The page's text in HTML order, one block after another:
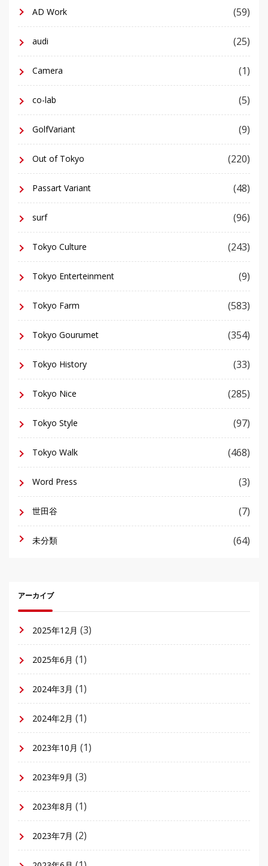
AD Work (59)
audi (25)
Camera (1)
co-lab (5)
GolfVariant (9)
Out of Tokyo (220)
Passart Variant (48)
surf (96)
Tokyo Culture (243)
Tokyo Enterteinment (9)
Tokyo Farm (583)
Tokyo Gourumet (354)
Tokyo History (33)
Tokyo Nice (285)
Tokyo Style (97)
Tokyo Walk (468)
Word Press (3)
世田谷 (7)
未分類 (64)
アーカイブ
2025年12月 (3)
2025年6月 (1)
2024年3月 (1)
2024年2月 (1)
2023年10月 (1)
2023年9月 (3)
2023年8月 (1)
2023年7月 (2)